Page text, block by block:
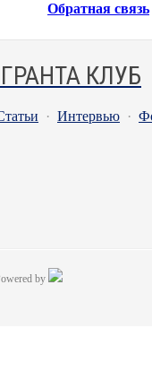
Обратная связь
КЛУБ
· Интервью ·
by